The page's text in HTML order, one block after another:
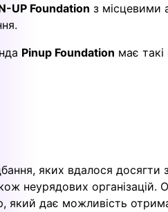
UP Foundation з місцевими
Pinup Foundation має
яких вдалося досягти
неурядових організацій.
який дає можливість